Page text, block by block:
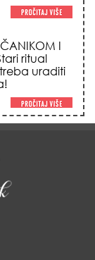
I
ritual
uraditi
i mirisalo
briše
za 3